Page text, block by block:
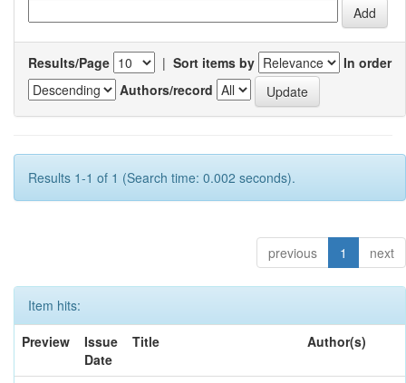
Results/Page | Sort items by
In order
Authors/record
Results 1-1 of 1 (Search time: 0.002 seconds).
previous 1 next
Item hits:
Preview
Issue
Date
Title Author(s)